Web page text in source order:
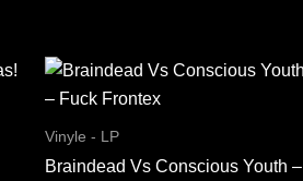
Vinyle - LP
Braindead Vs Conscious Youth –